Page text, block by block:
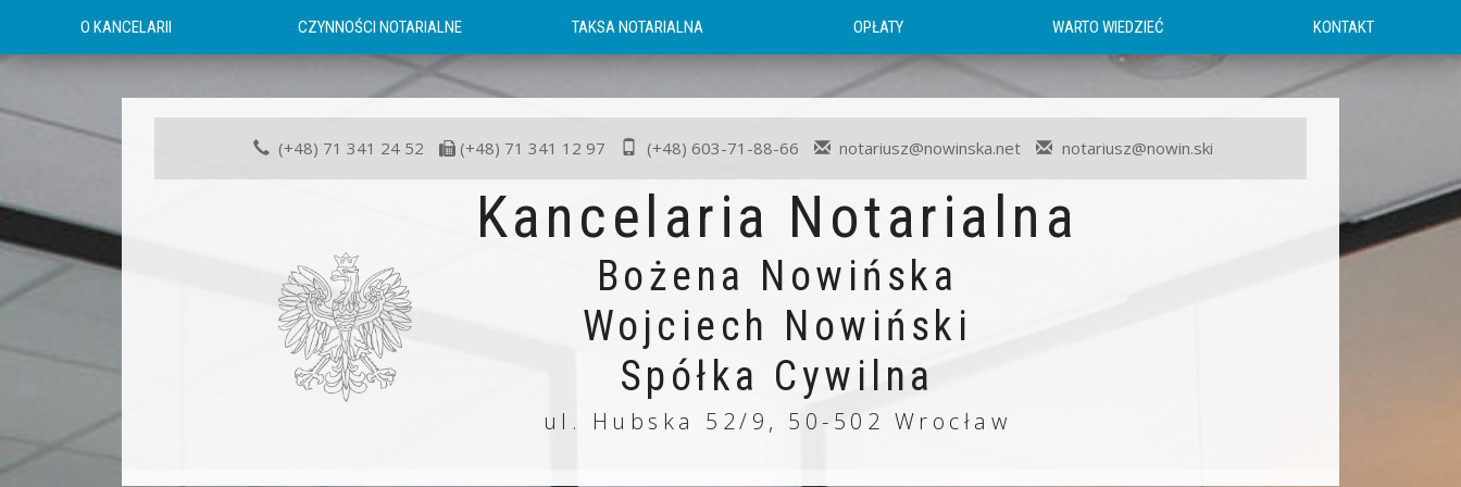
O KANCELARII CZYNNOŚCI NOTARIALNE TAKSA NOTARIALNA OPŁATY WARTO WIEDZIEĆ KONTAKT
(+48) 71 341 24 52 (+48) 71 341 12 97 (+48) 603-71-88-66 notariusz@nowinska.net notariusz@nowin.ski
Kancelaria Notarialna
Bożena Nowińska
Wojciech Nowiński
Spółka Cywilna
ul. Hubska 52/9, 50-502 Wrocław